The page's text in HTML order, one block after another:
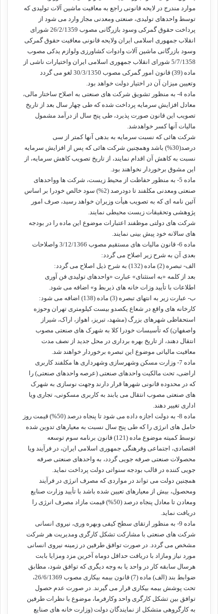
موارد مندرج در لایحه قانونی راجع به معافیت ماشین آلات تولیدی که
توسط واحدهای تولیدی، صنعتی ومعدنی مجاز وارد می شود از
پرداخت حقوق گمرکی وسود بازرگانی مصوب 26/2/1359 شورای
انقلاب جمهوری اسلامی ایران ولایحه قانونی معافیت حقوق گمرکی
وسود بازرگانی ماشین آلات وادوات کشاورزی ولوازم یدکی مصوب
5/7/1358 شورای انقلاب جمهوری اسلامی ایران واختیارات ناشی از
ماده (39) قانون امور گمرکی مصوب 30/3/1350 لغو می گردد
وتعیین میزان آن در اختیار دولت خواهد بود.
ماده 4- به منظور تشویق شرکت های صنعتی به اصلاح ساختار مالی،
معادل افزایش سرمایه پرداخت شده که طی چهار سال بعد از تاریخ
تصویب این قانون صورت پذیرد، طی پنج سال از درآمد مشمول
مالیات آنها کسر خواهدشد.
شرکت هائی که نسبت سرمایه به بدهی آنها کمتر از سی
درصد(30%) باشد وهمچنین شرکت هائی که پس از افزایش سرمایه
نسبت به کاهش آن اقدام نمایند، از تاریخ تصویب کاهش سرمایه، از
این مشوق برخوردار نخواهند بود.
ماده 5- به منظور حفاظت از محیط زیست، شرکت ها وواحدهای
صنعتی ومعدنی مکلفند تا دودرصد (2%) سود خالص خودرا بر اساس
آئین نامه ای که به تصویب هیأت وزیران خواهد رسید، صرف امور
پژوهشی وتحقیقات زیست محیطی نمایند.
شرکت های دولتی موظفند اعتبارات موضوع این ماده را در بودجه
های سالانه خود پیش بینی نمایند.
ماده 6- قانون مالیات های مستقیم مصوب 3/12/1366 واصلاحات
بعدی آن به شرح زیر اصلاح می گردد:
الف- تبصره (2) ماده (132) به شرح ذیل اصلاح می گردد:
بعد از کلمه «به استثنای» عبارت «واحدهای تولیدی فن آوری
اطلاعات با تأیید وزات خانه های ذیربط و» اضافه می شود.
ب- عبارت زیر به انتهای تبصره (3) ماده (138) اضافه می شود:
کارخانه های واقع در شعاع یکصدو بیست کیلومتری تهران وحوزه
استحفاظی شهرهای بزرگ (مشهد، تبریز، اهواز، اراک، شیراز
واصفهان) که تأسیسات خودرا کلا به شهرک های صنعتی مصوب
انتقال دهند، از تاریخ بهره برداری در محل جدید از نصف مدت
معافیت مالیاتی موضوع این تبصره برخوردار خواهند شد.
ماده 7- وزارت مسکن وشهرسازی وشهرداری ها مکلفند کاربری
اراضی، تحت مالکیت واحدهای صنعتی (عرصه واحدهای صنعتی) را
که در محدوده قانونی شهرها قرار دارند وجهت نوسازی به شهرک
های صنعتی مصوب انتقال می یابند به کاربری مسکونی، تجاری ویا
اداری تغییر دهند.
ماده 8- به دولت اجازه داده می شود تا پنجاه درصد (50%) قیمت روز
حامل های انرژی را که طی پنج سال نسبت به معیارهای تدوین شده
توسط کمیته موضوع ماده (121) قانون برنامه سوم توسعه
اقتصادی، اجتماعی وفرهنگی جمهوری اسلامی ایران، در فرآیند ویا
محصولات صنعتی صرفه جویی گردد، به واحدهای صنعتی صرفه
جویی کننده در قالب بودجه سنواتی دولت پرداخت نماید.
همچنین دولت می تواند در مواردی که مصرف انرژی در فرآیند
ومحصول، بیش از معیارهای تعیین شده باشد با تأیید وزارت صنایع
ومعادن تا معادل پنجاه درصد (50%) قیمت مازاد مصرف انرژی را
دریافت نماید.
ماده 9- به منظور ارتقای سطح کیفی وبهره وری، نیروی انسانی
شرکت های صنعتی با مشارکت تشکل کارگری ومدیریت هر شرکت
مشخص می گردد. در صورت توافق طرفین در زمینه نیروی انسانی
مورد نیاز ومازاد با دریافت حداقل دوماه آخرین مزد ومزایا بابت
هرسال سابقه کار در واحد یا به وجه دیگری که توافق شود، مطابق
ضوابط بند (الف) ماده (7) قانون بیمه بیکاری مصوب 26/6/1369،
تحت پوشش بیمه بیکاری قرار می گیرند. در صورت عدم حصول
توافق بین تشکل کارگری واحد وکارفرما، موضوع با نظرات طرفین
به کارگروهی متشکل از نمایندگان دولت (وزارت خانه های صنایع